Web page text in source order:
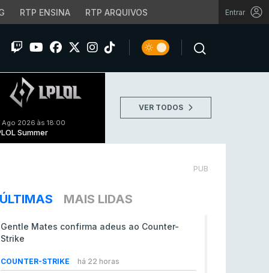
RTP ENSINA RTP ARQUIVOS Entrar
Ago 2026 às 18:00
Summer
VER TODOS
PUB
ÚLTIMAS MAIS LIDAS
Gentle Mates confirma adeus ao Counter-
Strike
COUNTER-STRIKE há 22 horas